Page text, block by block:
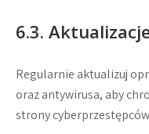
6.3.
Regularnie aktualizuj
oraz antywirusa, aby
strony